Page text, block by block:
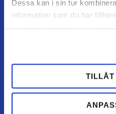
Dessa kan i sin tur
information som du har
HANDL HOS OS